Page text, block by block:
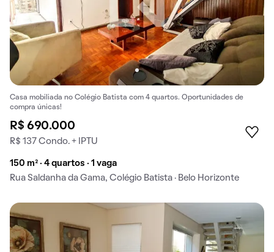
Casa mobiliada no Colégio Batista com 4 quartos. Oportunidades de
compra únicas!
R$ 690.000
R$ 137 Condo. + IPTU
150 m² · 4 quartos · 1 vaga
Rua Saldanha da Gama, Colégio Batista · Belo Horizonte